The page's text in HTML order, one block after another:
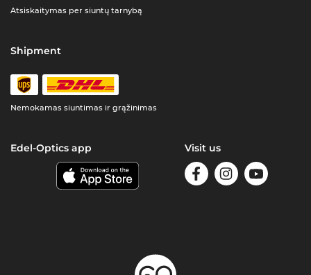
Atsiskaitymas per siuntų tarnybą
Shipment
Nemokamas siuntimas ir grąžinimas
Edel-Optics app Visit us